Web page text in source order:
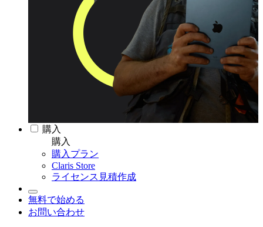
購入
購入
購入プラン
Claris Store
ライセンス見積作成
無料で始める
お問い合わせ